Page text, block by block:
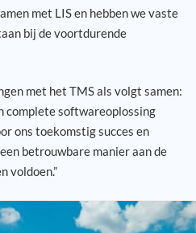
met LIS en hebben we vaste
bij de voortdurende
met het TMS als volgt samen:
complete softwareoplossing
ons toekomstig succes en
betrouwbare manier aan de
voldoen.”